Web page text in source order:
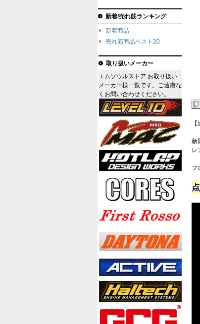
新
レ
フ
新着/売れ筋ランキング
新着商品
売れ筋商品ベスト20
取り扱いメーカー
エムソウルストア お取り扱い
メーカー様一覧です。ご遠慮な
くお問い合わせください。